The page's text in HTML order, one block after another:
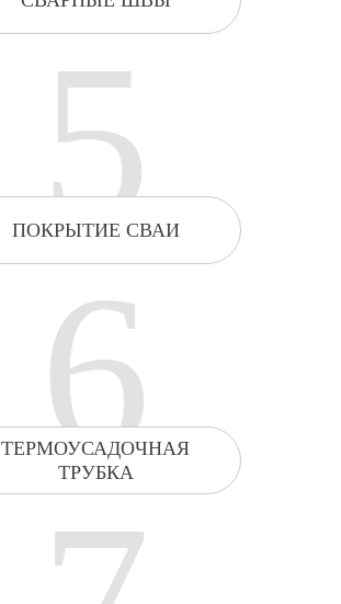
5
ПОКРЫТИЕ СВАИ
6
ТЕРМОУСАДОЧНАЯ
ТРУБКА